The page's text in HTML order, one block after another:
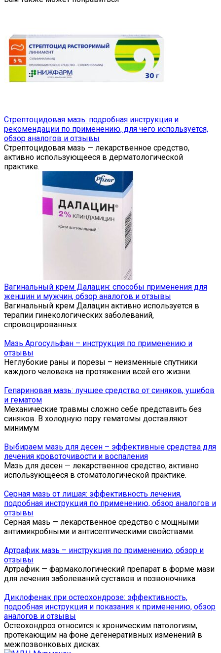
Стрептоцидовая мазь: подробная инструкция и
рекомендации по применению, для чего используется,
обзор аналогов и отзывы
Стрептоцидовая мазь — лекарственное средство,
активно использующееся в дерматологической
практике.
Вагинальный крем Далацин: способы применения для
женщин и мужчин, обзор аналогов и отзывы
Вагинальный крем Далацин активно используется в
терапии гинекологических заболеваний,
спровоцированных
Мазь Аргосульфан – инструкция по применению и
отзывы
Неглубокие раны и порезы – неизменные спутники
каждого человека на протяжении всей его жизни.
Гепариновая мазь: лучшее средство от синяков, ушибов
и гематом
Механические травмы сложно себе представить без
синяков. В холодную пору гематомы доставляют
минимум
Выбираем мазь для десен – эффективные средства для
лечения кровоточивости и воспаления
Мазь для десен — лекарственное средство, активно
использующееся в стоматологической практике.
Серная мазь от лишая: эффективность лечения,
подробная инструкция по применению, обзор аналогов и
отзывы
Серная мазь — лекарственное средство с мощными
антимикробными и антисептическими свойствами.
Артрафик мазь – инструкция по применению, обзор и
отзывы
Артрафик — фармакологический препарат в форме мази
для лечения заболеваний суставов и позвоночника.
Диклофенак при остеохондрозе: эффективность,
подробная инструкция и показания к применению, обзор
аналогов и отзывы
Остеохондроз относится к хроническим патологиям,
протекающим на фоне дегенеративных изменений в
межпозвонковых дисках.